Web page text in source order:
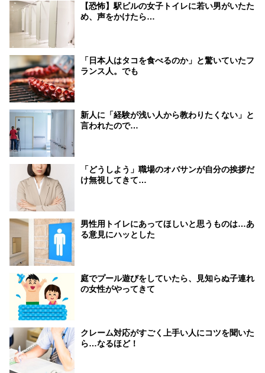
【恐怖】駅ビルの女子トイレに若い男がいたた
め、声をかけたら…
「日本人はタコを食べるのか」と驚いていたフ
ランス人。でも
新人に「経験が浅い人から教わりたくない」と
言われたので…
「どうしよう」職場のオバサンが自分の挨拶だ
け無視してきて…
男性用トイレにあってほしいと思うものは…あ
る意見にハッとした
庭でプール遊びをしていたら、見知らぬ子連れ
の女性がやってきて
クレーム対応がすごく上手い人にコツを聞いた
ら…なるほど！